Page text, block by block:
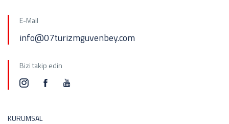
E-Mail
info@07turizmguvenbey.com
Bizi takip edin
KURUMSAL